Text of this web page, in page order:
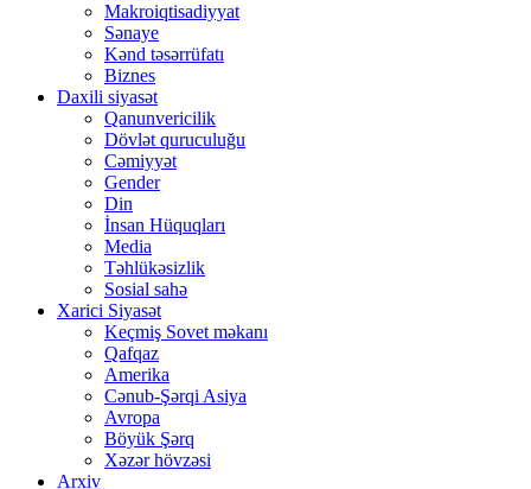
Makroiqtisadiyyat
Sənaye
Kənd təsərrüfatı
Biznes
Daxili siyasət
Qanunvericilik
Dövlət quruculuğu
Cəmiyyət
Gender
Din
İnsan Hüquqları
Media
Təhlükəsizlik
Sosial sahə
Xarici Siyasət
Keçmiş Sovet məkanı
Qafqaz
Amerika
Cənub-Şərqi Asiya
Avropa
Böyük Şərq
Xəzər hövzəsi
Arxiv